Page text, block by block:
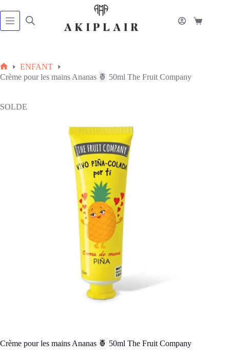
au
contenu
Panier
Accueil
ENFANT
Crème pour les mains Ananas 🍍 50ml The Fruit Company
SOLDE
Crème pour les mains Ananas 🍍 50ml The Fruit Company